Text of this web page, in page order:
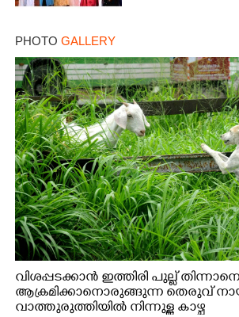
PHOTO GALLERY
വിശപ്പടക്കാൻ ഇത്തിരി പുല്ല്
ആക്രമിക്കാനൊരുങ്ങുന്ന തെരുവ്
വാത്തുരുത്തിയിൽ നിന്നുള്ള കാഴ്ച